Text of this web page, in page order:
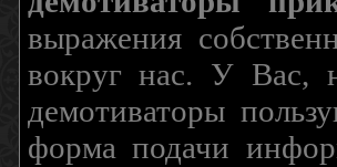
выражения
вокруг нас. У Вас,
демотиваторы
форма подачи